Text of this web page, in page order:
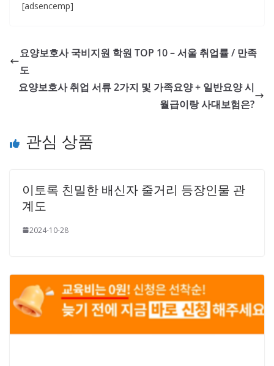
[adsencemp]
요양보호사 국비지원 학원 TOP 10 – 서울 취업률 / 만족
도
요양보호사 취업 서류 2가지 및 가족요양 + 일반요양 시
월급이랑 사대보험은?
관심 상품
이토록 친밀한 배신자 줄거리 등장인물 관
계도
2024-10-28